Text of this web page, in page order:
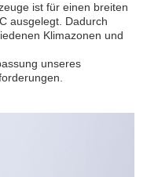
ist für einen breiten
ausgelegt. Dadurch
Klimazonen und
unseres